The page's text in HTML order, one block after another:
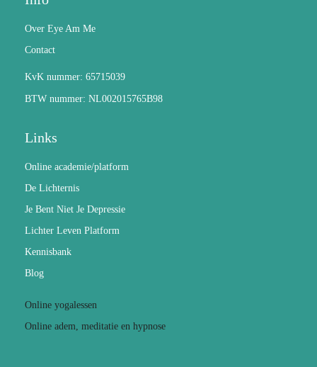
Over Eye Am Me
Contact
KvK nummer: 65715039
BTW nummer: NL002015765B98
Links
Online academie/platform
De Lichternis
Je Bent Niet Je Depressie
Lichter Leven Platform
Kennisbank
Blog
Online yogalessen
Online adem, meditatie en hypnose